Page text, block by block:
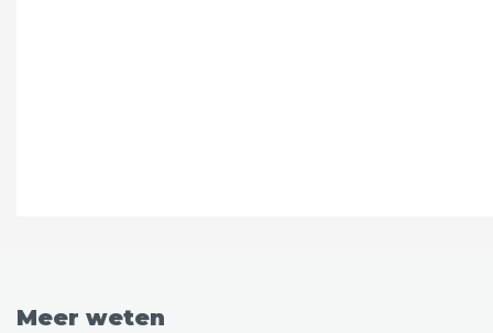
Meer weten